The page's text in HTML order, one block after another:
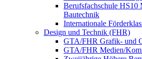
Berufsfachschule HS10
Bautechnik
Internationale
Design und Technik (FHR)
GTA/FHR Grafik- und
GTA/FHR Medien/